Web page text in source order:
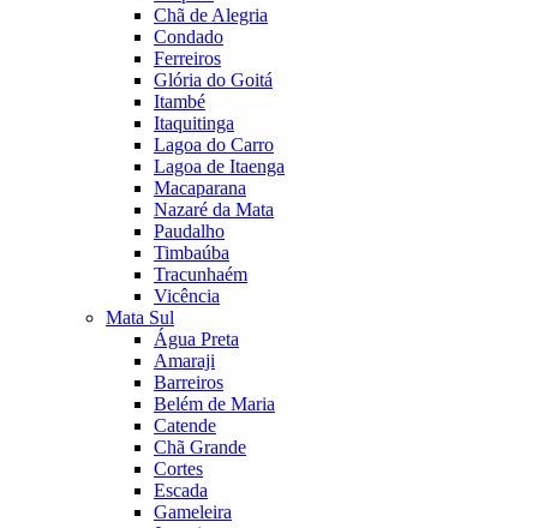
Chã de Alegria
Condado
Ferreiros
Glória do Goitá
Itambé
Itaquitinga
Lagoa do Carro
Lagoa de Itaenga
Macaparana
Nazaré da Mata
Paudalho
Timbaúba
Tracunhaém
Vicência
Mata Sul
Água Preta
Amaraji
Barreiros
Belém de Maria
Catende
Chã Grande
Cortes
Escada
Gameleira